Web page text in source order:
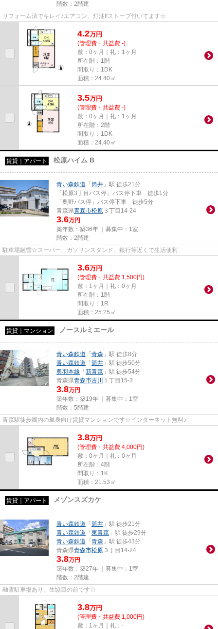
階数：2階建
リフォーム済でキレイ♪エアコン、灯油ffストーブ付いてます☆
4.2万円
(管理費・共益費 -)
敷：0ヶ月｜礼：1ヶ月
所在階：1階
間取り：1DK
面積：24.40㎡
3.5万円
(管理費・共益費 -)
敷：0ヶ月｜礼：1ヶ月
所在階：2階
間取り：1DK
面積：24.40㎡
賃貸｜アパート 松原ハイム B
青い森鉄道 「 筒井 」駅 徒歩21分
「松原3丁目バス停」バス停下車 徒歩1分
「奥野バス停」バス停下車 徒歩5分
青森県青森市松原 ３丁目14-24
3.6万円
築年数：築36年 ｜募集中： 1室
階数：2階建
駐車場融雪☆スーパー、ガソリンスタンド、銀行等近くで生活便利
3.6万円
(管理費・共益費 1,500円)
敷：1ヶ月｜礼：0ヶ月
所在階：1階
間取り：1R
面積：25.25㎡
賃貸｜マンション ノースルミエール
青い森鉄道 「 青森 」駅 徒歩8分
青い森鉄道 「 筒井 」駅 徒歩50分
奥羽本線 「 新青森 」駅 徒歩54分
青森県青森市古川 １丁目15-3
3.8万円
築年数：築19年 ｜募集中： 1室
階数：5階建
青森駅徒歩圏内の単身向け賃貸マンションです☆インターネット無料♪
3.8万円
(管理費・共益費 4,000円)
敷：0ヶ月｜礼：0ヶ月
所在階：4階
間取り：1K
面積：21.53㎡
賃貸｜アパート メゾンスズカケ
青い森鉄道 「 筒井 」駅 徒歩21分
青い森鉄道 「 東青森 」駅 徒歩29分
青い森鉄道 「 青森 」駅 徒歩43分
青森県青森市松原 ３丁目14-24
3.8万円
築年数：築27年 ｜募集中： 1室
階数：2階建
融雪駐車場あり。生協目の前です☆
3.8万円
(管理費・共益費 1,000円)
敷：1ヶ月｜礼：-